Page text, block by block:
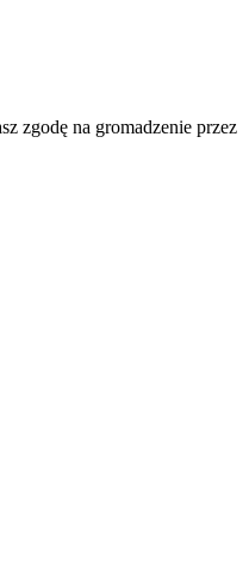
zgodę na gromadzenie przez